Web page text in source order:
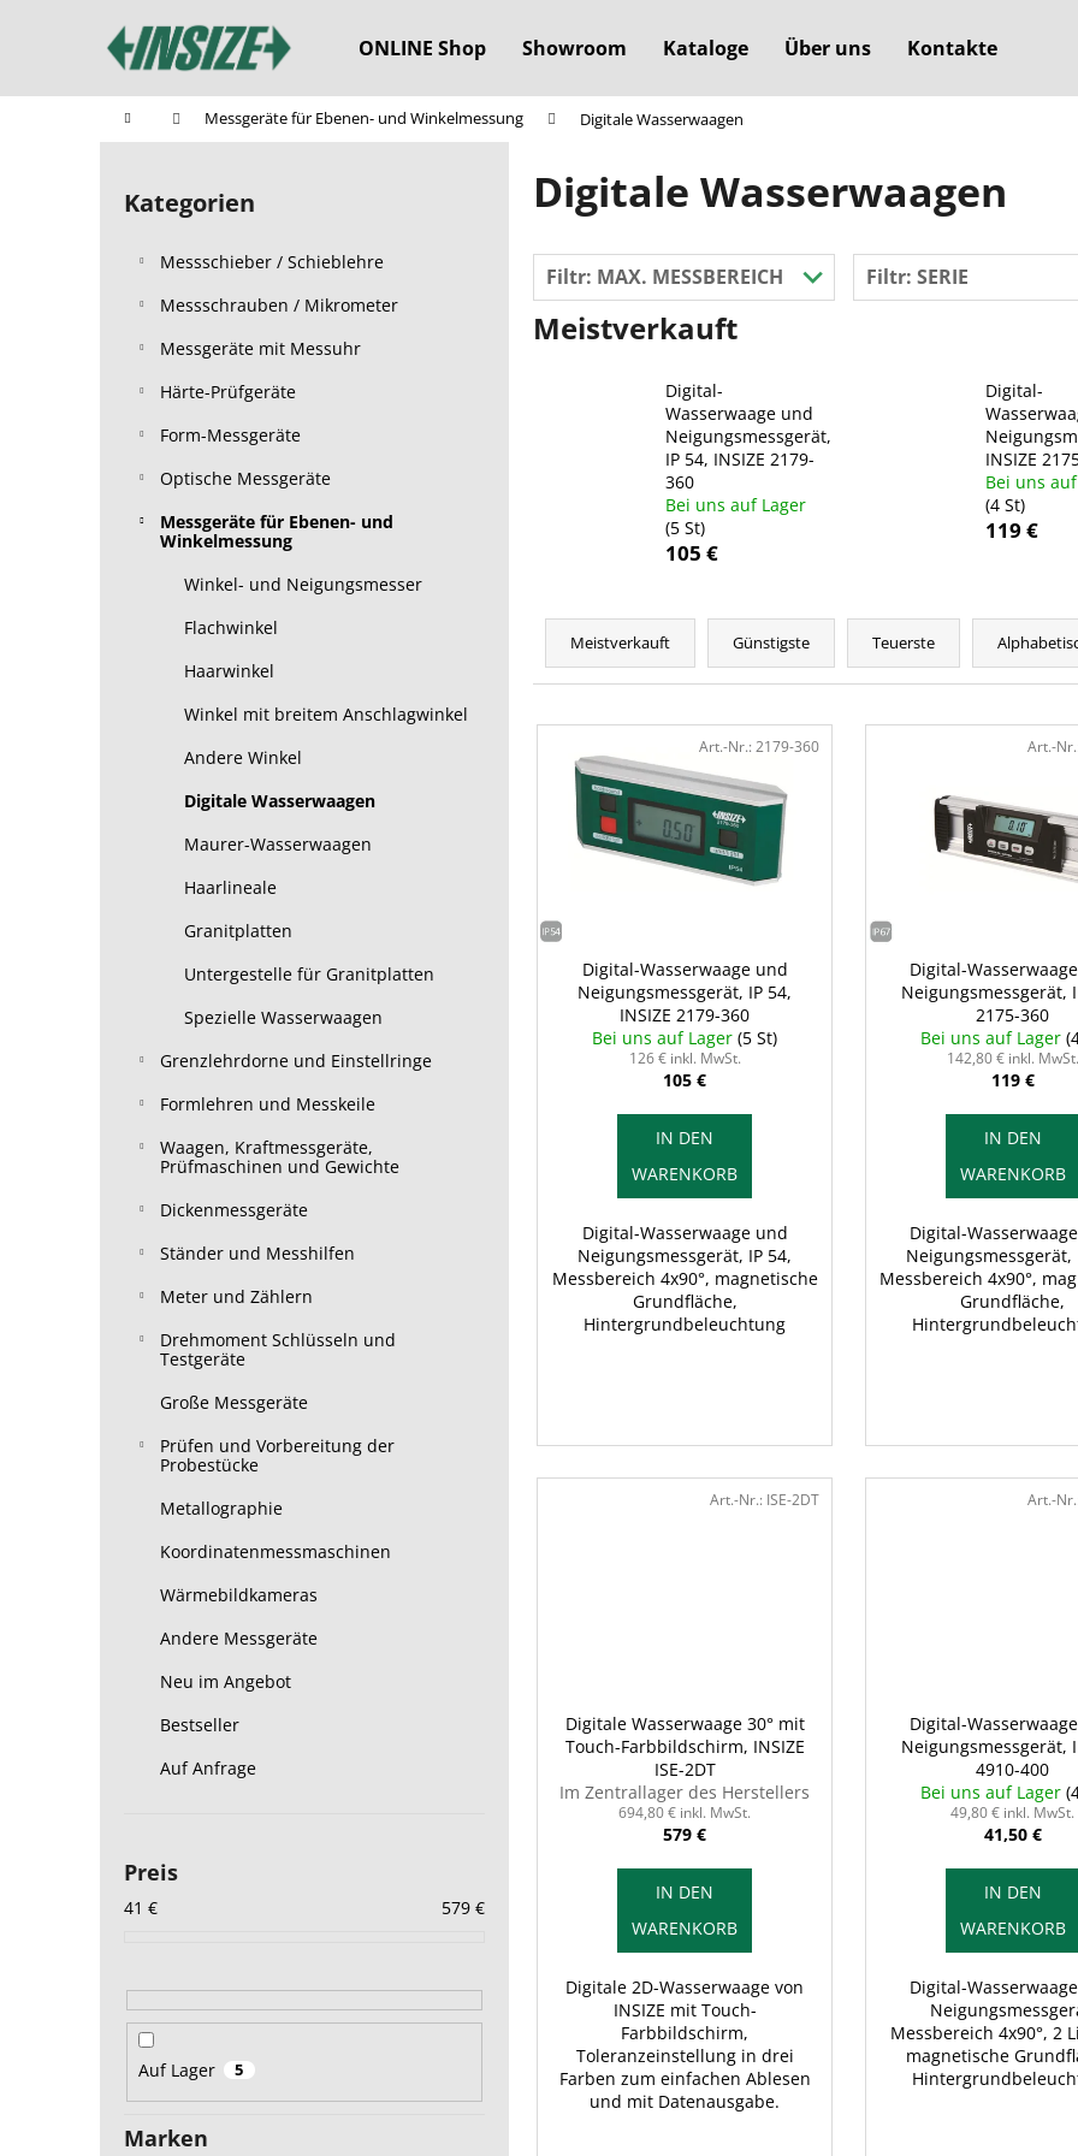
ONLINE Shop Showroom Kataloge Über uns Kontakte
StartseiteMessgeräte für Ebenen- und Winkelmessung Digitale Wasserwaagen
S
Kategorien
überspringen
Kategorien
Messschieber / Schieblehre
Messschrauben / Mikrometer
Messgeräte mit Messuhr
Härte-Prüfgeräte
Form-Messgeräte
Optische Messgeräte
Messgeräte für Ebenen- und
Winkelmessung
Winkel- und Neigungsmesser
Flachwinkel
Haarwinkel
Winkel mit breitem Anschlagwinkel
Andere Winkel
Digitale Wasserwaagen
Maurer-Wasserwaagen
Haarlineale
Granitplatten
Untergestelle für Granitplatten
Spezielle Wasserwaagen
Grenzlehrdorne und Einstellringe
Formlehren und Messkeile
Waagen, Kraftmessgeräte,
Prüfmaschinen und Gewichte
Dickenmessgeräte
Ständer und Messhilfen
Meter und Zählern
Drehmoment Schlüsseln und
Testgeräte
Große Messgeräte
Prüfen und Vorbereitung der
Probestücke
Metallographie
Koordinatenmessmaschinen
Wärmebildkameras
Andere Messgeräte
Neu im Angebot
Bestseller
Auf Anfrage
Preis
41 € 579 €
Auf Lager 5
Marken
Digitale Wasserwaagen
Filtr: MAX. MESSBEREICH Filtr: SERIE
Meistverkauft
Digital-
Wasserwaage und
Neigungsmessgerät,
IP 54, INSIZE 2179-
360
Bei uns auf Lager
(5 St)
105 €
Digital-
INSIZE
Bei uns
(4 St)
119 €
P
o
t
Meistverkauft Günstigste Teuerste
L
r
Digital-Wasserwaage und
Neigungsmessgerät, IP 54,
INSIZE 2179-360
Bei uns auf Lager(5 St)
126 € inkl. MwSt.
105 €
IN DEN
WARENKORB
Digital-Wasserwaage und
Neigungsmessgerät, IP 54,
Messbereich 4x90°, magnetische
Grundfläche,
Hintergrundbeleuchtung
Art.-Nr.: 2179-360
Digital-
Neigungsmessgerät,
2175-360
Bei uns auf Lager
142,80 € inkl. MwSt.
119 €
IN DEN
WARENKORB
Digital-
Neigungsmessgerät,
Messbereich 4x90°,
Grundfläche,
Art.-
Digitale Wasserwaage 30° mit
Touch-Farbbildschirm, INSIZE
ISE-2DT
Im Zentrallager des Herstellers
694,80 € inkl. MwSt.
579 €
IN DEN
WARENKORB
Digitale 2D-Wasserwaage von
INSIZE mit Touch-
Farbbildschirm,
Toleranzeinstellung in drei
Farben zum einfachen Ablesen
und mit Datenausgabe.
Art.-Nr.: ISE-2DT
Digital-
Neigungsmessgerät,
4910-400
Bei uns auf Lager
49,80 € inkl. MwSt.
41,50 €
IN DEN
WARENKORB
Digital-
Messbereich 4x90°, 2
magnetische
Art.-
e
Zurück
zum
Zurück
zum
Was suchen Sie?
Wir empfehlen